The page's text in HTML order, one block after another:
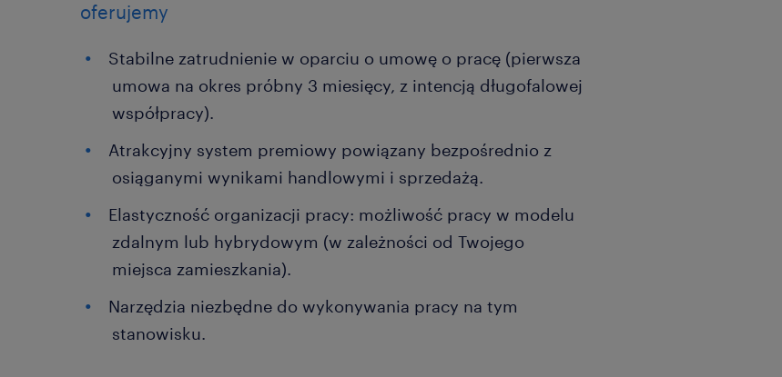
oferujemy
Stabilne zatrudnienie w oparciu o umowę o pracę (pierwsza
umowa na okres próbny 3 miesięcy, z intencją długofalowej
współpracy).
Atrakcyjny system premiowy powiązany bezpośrednio z
osiąganymi wynikami handlowymi i sprzedażą.
Elastyczność organizacji pracy: możliwość pracy w modelu
zdalnym lub hybrydowym (w zależności od Twojego
miejsca zamieszkania).
Narzędzia niezbędne do wykonywania pracy na tym
stanowisku.